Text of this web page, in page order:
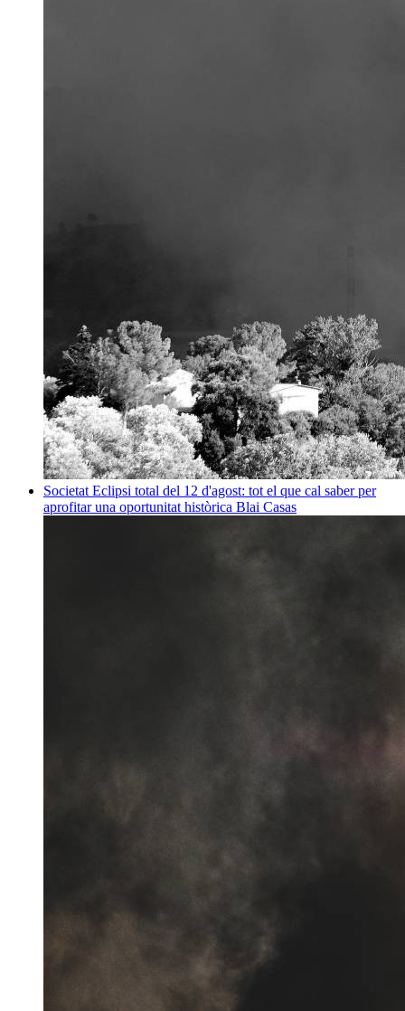
Societat Eclipsi total del 12 d'agost: tot el que cal saber per
aprofitar una oportunitat històrica Blai Casas